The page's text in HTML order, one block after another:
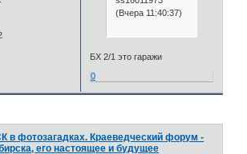
(Вчера 11:40:37)
БХ 2/1 это гаражи
0
фотозагадках. Краеведческий форум -
его настоящее и будущее